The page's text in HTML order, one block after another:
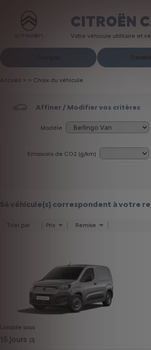
CITROËN
Votre véhicule utilitaire et
Accueil > > Choix du véhicule
Affiner / Modifier vos critères
Modèle
Emissions de CO2 (g/km)
54 véhicule(s) correspondent à votre
Trier par Prix Remise
Livrable sous
15 jours (3)